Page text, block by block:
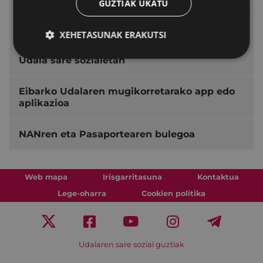
Auzoetan izandako bilerak
Udala sare sozialetan
Eibarko Udalaren mugikorretarako app edo
aplikazioa
NANren eta Pasaportearen bulegoa
Web mapa Irisgarritasuna
Kontaktua
Lege-oharra
Cookien politika
Udalaren sare sozial guztiak
GUZTIAK UKATU
XEHETASUNAK ERAKUTSI